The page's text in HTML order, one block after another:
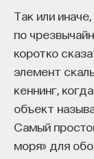
Так или
по
коротко
элемент
кеннинг,
объект
Самый
моря» для